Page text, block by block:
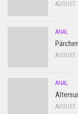
AUGUST
ANAL
AUGUST
ANAL
AUGUST